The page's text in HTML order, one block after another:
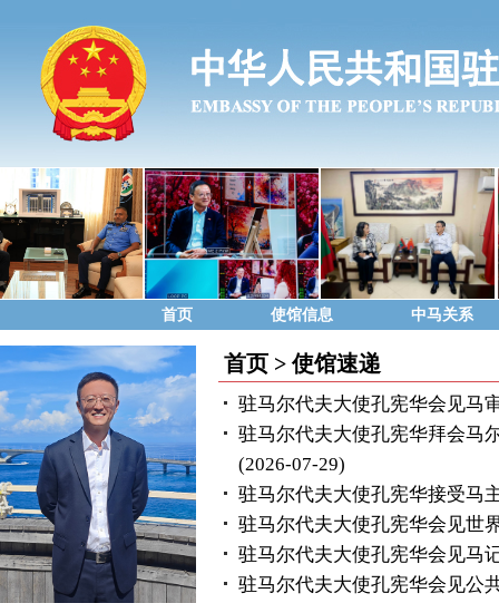
首页 使馆信息 中马关系
首页 > 使馆速递
驻马尔代夫大使孔宪华会见马
驻马尔代夫大使孔宪华拜会马
(2026-07-29)
驻马尔代夫大使孔宪华接受马
驻马尔代夫大使孔宪华会见世
驻马尔代夫大使孔宪华会见马
驻马尔代夫大使孔宪华会见公